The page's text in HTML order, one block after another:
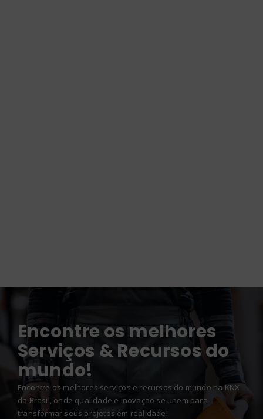
Encontre os melhores
Serviços & Recursos do
mundo!
Encontre os melhores serviços e recursos do mundo na KNX
do Brasil, onde qualidade e inovação se unem para
transformar seus projetos em realidade!